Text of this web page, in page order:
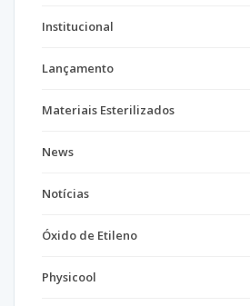
Institucional
Lançamento
Materiais Esterilizados
News
Notícias
Óxido de Etileno
Physicool